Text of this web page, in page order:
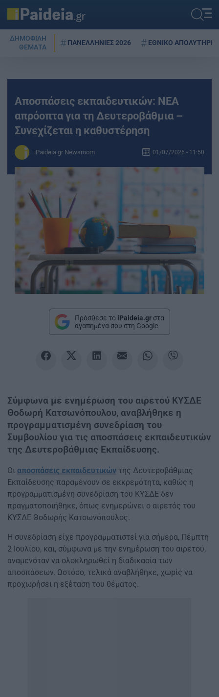
ΔΗΜΟΦΙΛΗ
ΘΕΜΑΤΑ
ΠΑΝΕΛΛΗΝΙΕΣ 2026 ΕΘΝΙΚΟ ΑΠΟΛΥΤΗΡΙΟ
Αποσπάσεις εκπαιδευτικών: ΝΕΑ
απρόοπτα για τη Δευτεροβάθμια –
Συνεχίζεται η καθυστέρηση
iPaideia.gr Newsroom 01/07/2026 - 11:50
Πρόσθεσε το iPaideia.gr στα
αγαπημένα σου στη Google
Σύμφωνα με ενημέρωση του αιρετού ΚΥΣΔΕ
Θοδωρή Κατσωνόπουλου, αναβλήθηκε η
προγραμματισμένη συνεδρίαση του
Συμβουλίου για τις αποσπάσεις εκπαιδευτικών
της Δευτεροβάθμιας Εκπαίδευσης.
Οι αποσπάσεις εκπαιδευτικών της Δευτεροβάθμιας
Εκπαίδευσης παραμένουν σε εκκρεμότητα, καθώς η
προγραμματισμένη συνεδρίαση του ΚΥΣΔΕ δεν
πραγματοποιήθηκε, όπως ενημερώνει ο αιρετός του
ΚΥΣΔΕ Θοδωρής Κατσωνόπουλος.
Η συνεδρίαση είχε προγραμματιστεί για σήμερα, Πέμπτη
2 Ιουλίου, και, σύμφωνα με την ενημέρωση του αιρετού,
αναμενόταν να ολοκληρωθεί η διαδικασία των
αποσπάσεων. Ωστόσο, τελικά αναβλήθηκε, χωρίς να
προχωρήσει η εξέταση του θέματος.